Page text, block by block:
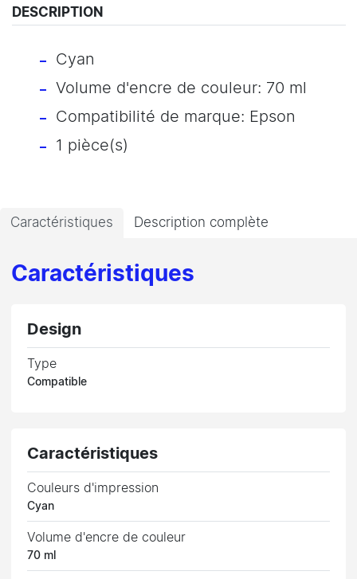
DESCRIPTION
Cyan
Volume d'encre de couleur: 70 ml
Compatibilité de marque: Epson
1 pièce(s)
Caractéristiques Description complète
Caractéristiques
Design
Type
Compatible
Caractéristiques
Couleurs d'impression
Cyan
Volume d'encre de couleur
70 ml